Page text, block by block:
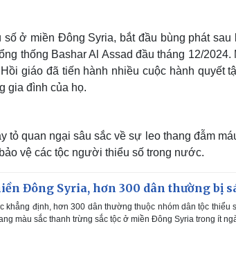
ở miền Đông Syria, bắt đầu bùng phát sau
thống Bashar Al Assad đầu tháng 12/2024.
giáo đã tiến hành nhiều cuộc hành quyết
gia đình của họ.
quan ngại sâu sắc về sự leo thang đẫm
vệ các tộc người thiểu số trong nước.
Đông Syria, hơn 300 dân thường bị
khẳng định, hơn 300 dân thường thuộc nhóm dân tộc thiểu
màu sắc thanh trừng sắc tộc ở miền Đông Syria trong ít